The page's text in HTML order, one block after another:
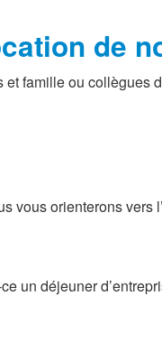
de
famille ou
vous orienterons vers
un déjeuner